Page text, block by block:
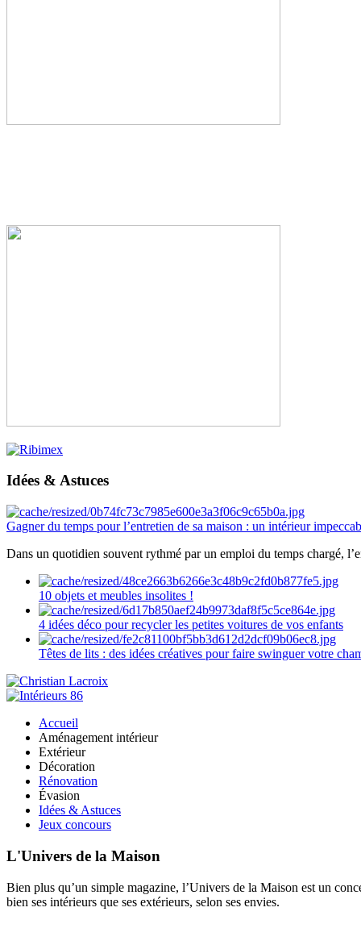
Idées & Astuces
Gagner du temps pour l’entretien de sa maison : un intérieur
Dans un quotidien souvent rythmé par un emploi du temps chargé,
10 objets et meubles insolites !
4 idées déco pour recycler les petites voitures de vos enfants
Têtes de lits : des idées créatives pour faire swinguer votre
Accueil
Aménagement intérieur
Extérieur
Décoration
Rénovation
Évasion
Idées & Astuces
Jeux concours
L'Univers de la Maison
Bien plus qu’un simple magazine, l’Univers de la Maison est un
bien ses intérieurs que ses extérieurs, selon ses envies.